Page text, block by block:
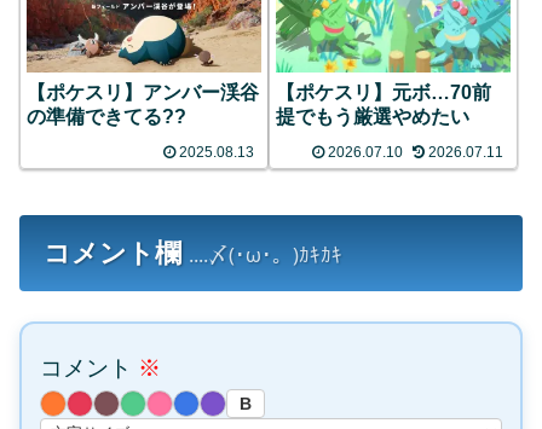
【ポケスリ】アンバー渓谷
の準備できてる??
2025.08.13
【ポケスリ】元ボ…70前
提でもう厳選やめたい
2026.07.10 2026.07.11
コメント欄 ....〆(･ω･。)ｶｷｶｷ
コメント ※
B